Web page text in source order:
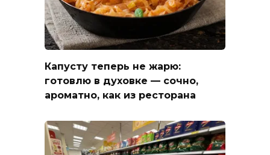
Капусту теперь не жарю:
готовлю в духовке — сочно,
ароматно, как из ресторана